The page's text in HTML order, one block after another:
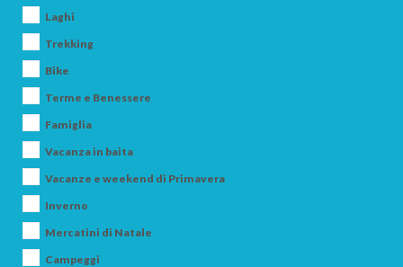
Laghi
Trekking
Bike
Terme e Benessere
Famiglia
Vacanza in baita
Vacanze e weekend di Primavera
Inverno
Mercatini di Natale
Campeggi